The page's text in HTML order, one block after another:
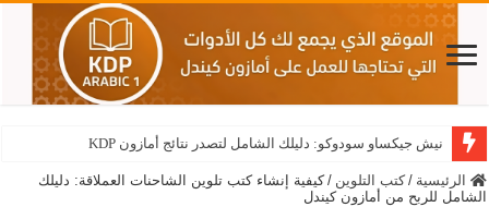
نيش جيكساو سودوكو: دليلك الشامل لتصدر نتائج أمازون KDP
الرئيسية / كتب التلوين / كيفية إنشاء كتب تلوين الشاحنات العملاقة: دليلك
الشامل للربح من أمازون كيندل